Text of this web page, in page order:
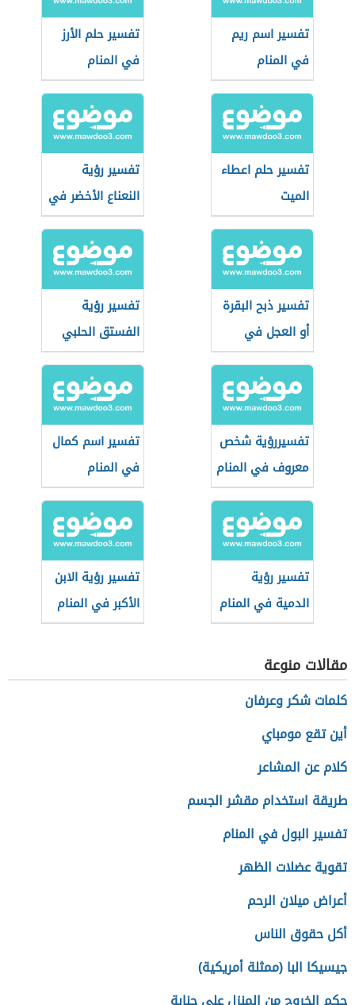
تفسير اسم ريم
في المنام
تفسير حلم الأرز
في المنام
تفسير حلم اعطاء
الميت
تفسير رؤية
النعناع الأخضر في
المنام
تفسير ذبح البقرة
أو العجل في
المنام
تفسير رؤية
الفستق الحلبي
في المنام
تفسيررؤية شخص
معروف في المنام
تفسير اسم كمال
في المنام
تفسير رؤية
الدمية في المنام
تفسير رؤية الابن
الأكبر في المنام
مقالات منوعة
كلمات شكر وعرفان
أين تقع مومباي
كلام عن المشاعر
طريقة استخدام مقشر الجسم
تفسير البول في المنام
تقوية عضلات الظهر
أعراض ميلان الرحم
أكل حقوق الناس
جيسيكا البا (ممثلة أمريكية)